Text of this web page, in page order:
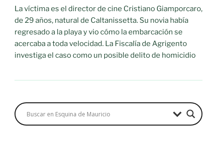
La víctima es el director de cine Cristiano Giamporcaro,
de 29 años, natural de Caltanissetta. Su novia había
regresado a la playa y vio cómo la embarcación se
acercaba a toda velocidad. La Fiscalía de Agrigento
investiga el caso como un posible delito de homicidio